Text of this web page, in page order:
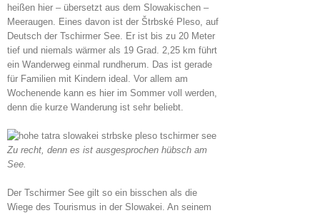
heißen hier – übersetzt aus dem Slowakischen –
Meeraugen. Eines davon ist der Štrbské Pleso, auf
Deutsch der Tschirmer See. Er ist bis zu 20 Meter
tief und niemals wärmer als 19 Grad. 2,25 km führt
ein Wanderweg einmal rundherum. Das ist gerade
für Familien mit Kindern ideal. Vor allem am
Wochenende kann es hier im Sommer voll werden,
denn die kurze Wanderung ist sehr beliebt.
Zu recht, denn es ist ausgesprochen hübsch am
See.
Der Tschirmer See gilt so ein bisschen als die
Wiege des Tourismus in der Slowakei. An seinem